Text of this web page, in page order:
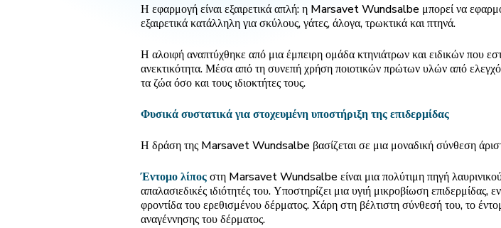
Η εφαρμογή είναι εξαιρετικά απλή: η Marsavet Wundsalbe μπορεί να
εξαιρετικά κατάλληλη για σκύλους, γάτες, άλογα, τρωκτικά και πτηνά.
Η αλοιφή αναπτύχθηκε από μια έμπειρη ομάδα κτηνιάτρων και ειδικών που
ανεκτικότητα. Μέσα από τη συνεπή χρήση ποιοτικών πρώτων υλών από
τα ζώα όσο και τους ιδιοκτήτες τους.
Φυσικά συστατικά για στοχευμένη υποστήριξη της επιδερμίδας
Η δράση της Marsavet Wundsalbe βασίζεται σε μια μοναδική σύνθεση
Έντομο λίποςστη Marsavet Wundsalbe είναι μια πολύτιμη πηγή λαυρινικού
απαλασιεδικές ιδιότητές του. Υποστηρίζει μια υγιή μικροβίωση
φροντίδα του ερεθισμένου δέρματος. Χάρη στη βέλτιστη σύνθεσή του, το
αναγέννησης του δέρματος.